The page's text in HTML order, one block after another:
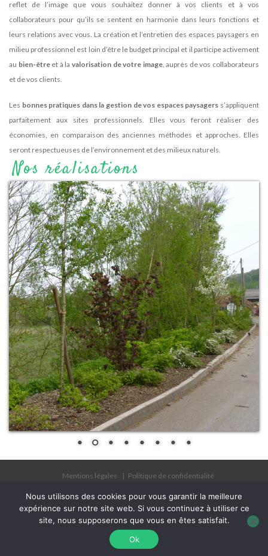
reflet de l’image que vous souhaitez donner à vos clients et à vos
collaborateurs pour qu’ils se sentent en harmonie dans leurs fonctions et
leurs relations avec vous. La création et l’entretien des espaces paysagers en
milieu professionnel est loin d’être le budget principal et il participe activement
au bien-êtreet à la valorisation de votre image, auprès de vos collaborateurs
et de vos clients.
Les bonnes pratiques dans la gestion de vos espaces paysagers s’appliquent
parfaitement aux sites professionnels. Elles vous feront réaliser des
économies, en comparaison des anciennes méthodes et approches. Elles
seront respectueuses de l’environnement et des milieux naturels.
Nos réalisations
Mentions légales
Politique de confidentialité
Copyright 2025 - Les Jardins à l'Ancienne SAS tous
droits réservés - SIRET 43861420800033 - Tél.
24 81 13
Nous utilisons des cookies pour vous garantir la meilleure
expérience sur notre site web. Si vous continuez à utiliser ce
site, nous supposerons que vous en êtes satisfait.
Ok